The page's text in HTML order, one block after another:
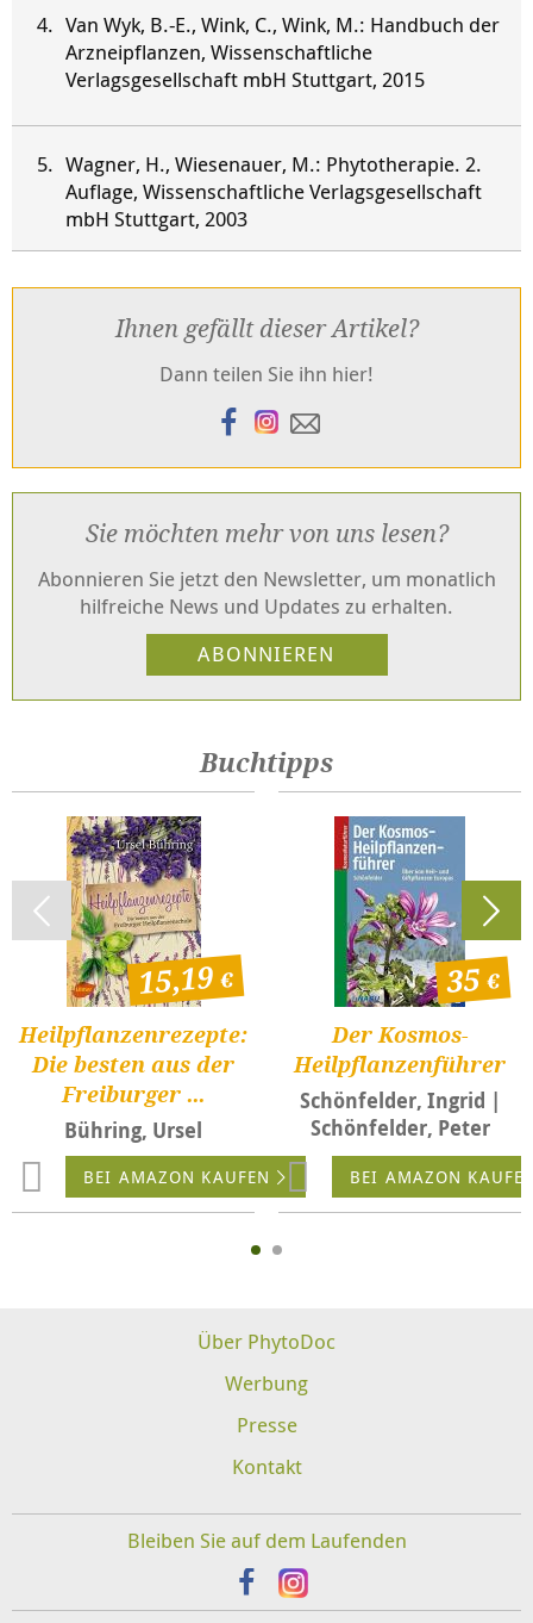
Van Wyk, B.-E., Wink, C., Wink, M.: Handbuch der
Arzneipflanzen, Wissenschaftliche
Verlagsgesellschaft mbH Stuttgart, 2015
Wagner, H., Wiesenauer, M.: Phytotherapie. 2.
Auflage, Wissenschaftliche Verlagsgesellschaft
mbH Stuttgart, 2003
Ihnen gefällt dieser Artikel?
Dann teilen Sie ihn hier!
Sie möchten mehr von uns lesen?
Abonnieren Sie jetzt den Newsletter, um monatlich
hilfreiche News und Updates zu erhalten.
Buchtipps
Heilpflanzenrezepte:
Die besten aus der
Freiburger ...
Bühring, Ursel
15,19
BEI AMAZON KAUFEN
Der Kosmos-
Heilpflanzenführer
Schönfelder, Ingrid |
Schönfelder, Peter
35
BEI AMAZON
Über PhytoDoc
Werbung
Presse
Kontakt
Bleiben Sie auf dem Laufenden